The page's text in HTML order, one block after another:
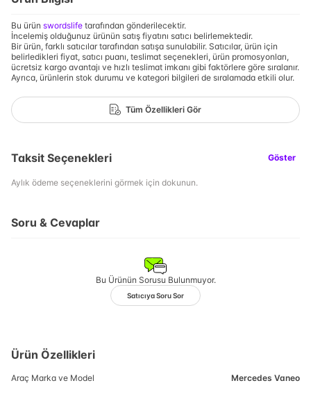
Bu ürün swordslife tarafından gönderilecektir.
İncelemiş olduğunuz ürünün satış fiyatını satıcı belirlemektedir.
Bir ürün, farklı satıcılar tarafından satışa sunulabilir. Satıcılar, ürün için
belirledikleri fiyat, satıcı puanı, teslimat seçenekleri, ürün promosyonları,
ücretsiz kargo avantajı ve hızlı teslimat imkanı gibi faktörlere göre sıralanır.
Ayrıca, ürünlerin stok durumu ve kategori bilgileri de sıralamada etkili olur.
Tüm Özellikleri Gör
Taksit Seçenekleri Göster
Aylık ödeme seçeneklerini görmek için dokunun.
Soru & Cevaplar
Bu Ürünün Sorusu Bulunmuyor.
Satıcıya Soru Sor
Ürün Özellikleri
Araç Marka ve Model Mercedes Vaneo